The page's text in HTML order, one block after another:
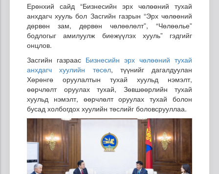
Ерөнхий сайд “Бизнесийн эрх чөлөөний тухай
анхдагч хууль бол Засгийн газрын “Эрх чөлөөний
дөрвөн зам, дөрвөн чөлөөлөлт”, “Чөлөөлье”
бодлогыг амилуулж биежүүлэх хууль” гэдгийг
онцлов.
Засгийн газраас Бизнесийн эрх чөлөөний тухай
анхдагч хуулийн төсөл, түүнийг дагалдуулан
Хөрөнгө оруулалтын тухай хуульд нэмэлт,
өөрчлөлт оруулах тухай, Зөвшөөрлийн тухай
хуульд нэмэлт, өөрчлөлт оруулах тухай болон
бусад холбогдох хуулийн төслийг боловсрууллаа.